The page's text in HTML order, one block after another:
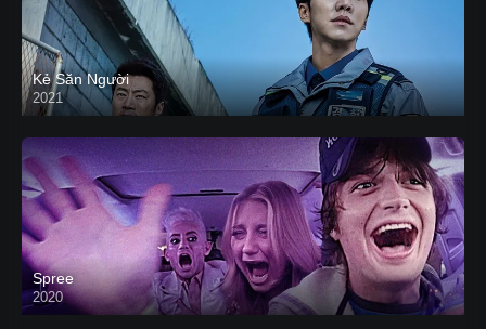
Kẻ Săn Người
2021
Spree
2020